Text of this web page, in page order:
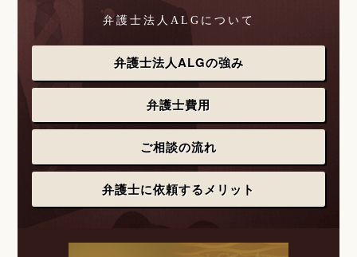
弁護士法人ALGについて
弁護士法人ALGの強み
弁護士費用
ご相談の流れ
弁護士に依頼するメリット